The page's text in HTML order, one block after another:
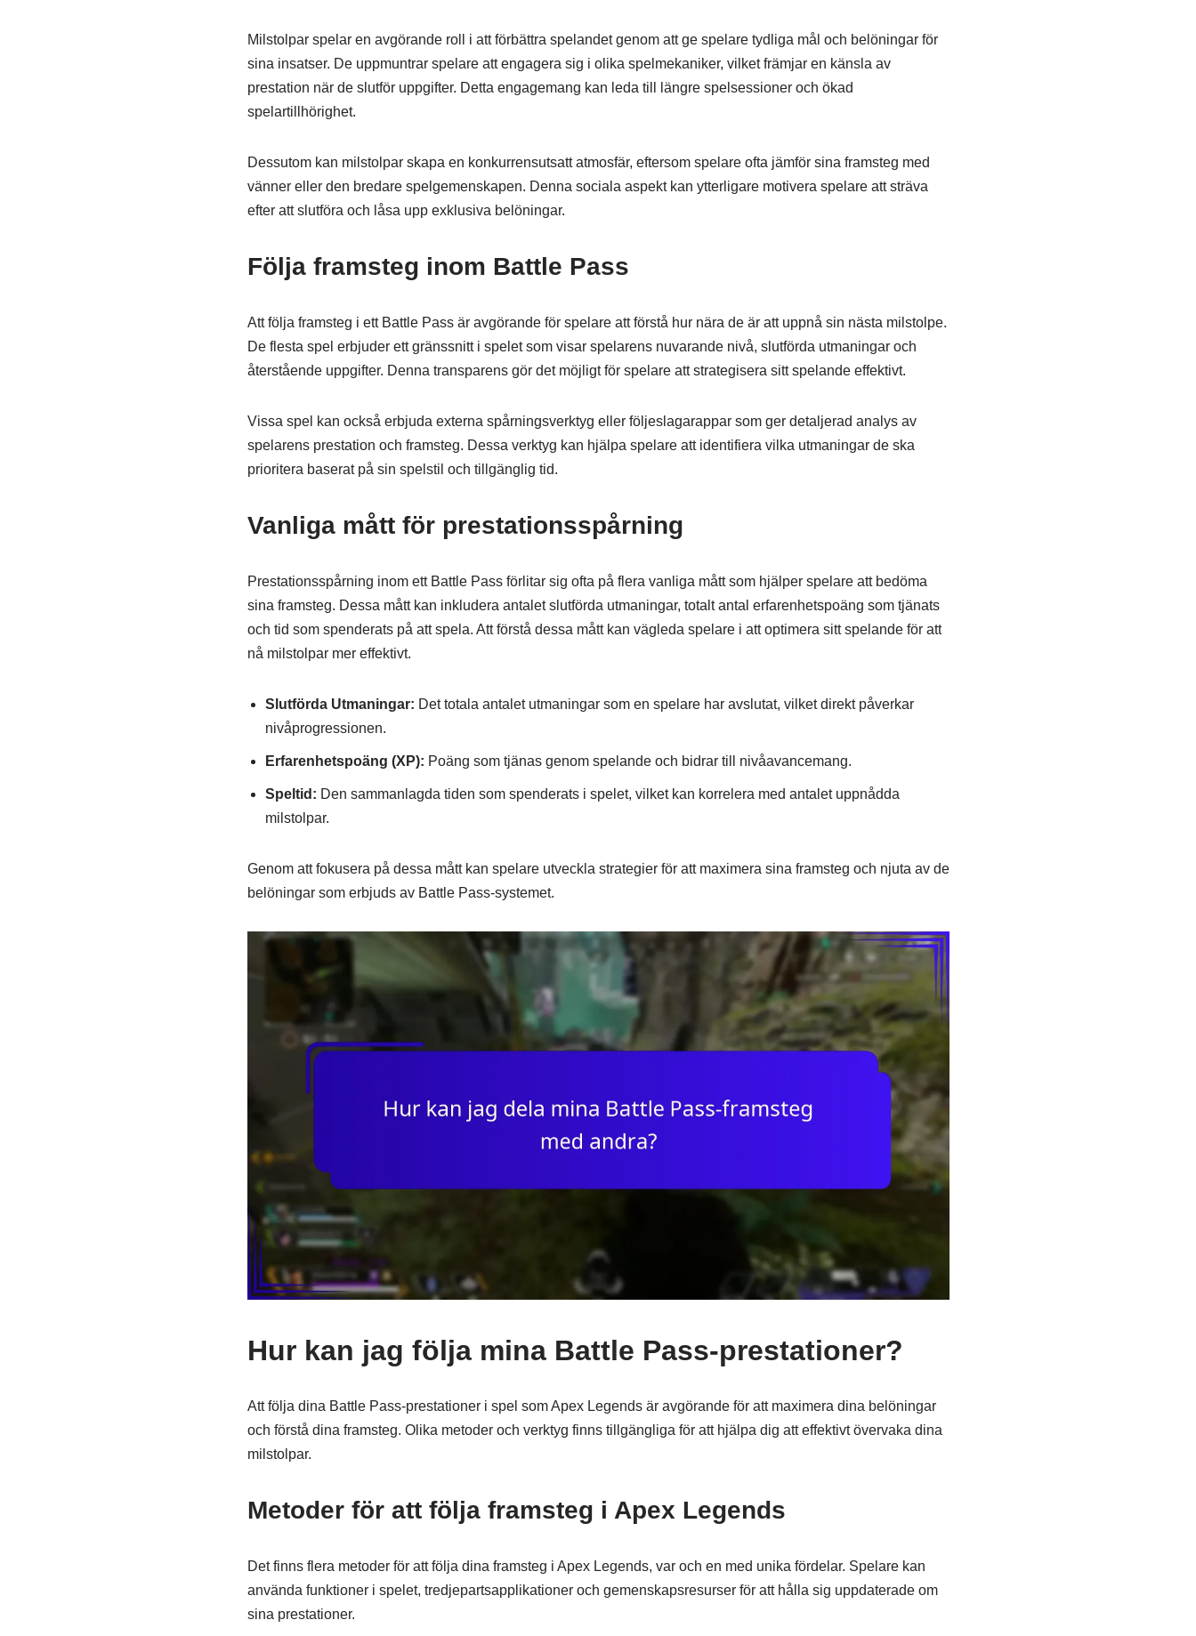
Milstolpar spelar en avgörande roll i att förbättra spelandet genom att ge spelare tydliga mål och belöningar för
sina insatser. De uppmuntrar spelare att engagera sig i olika spelmekaniker, vilket främjar en känsla av
prestation när de slutför uppgifter. Detta engagemang kan leda till längre spelsessioner och ökad
spelartillhörighet.
Dessutom kan milstolpar skapa en konkurrensutsatt atmosfär, eftersom spelare ofta jämför sina framsteg med
vänner eller den bredare spelgemenskapen. Denna sociala aspekt kan ytterligare motivera spelare att sträva
efter att slutföra och låsa upp exklusiva belöningar.
Följa framsteg inom Battle Pass
Att följa framsteg i ett Battle Pass är avgörande för spelare att förstå hur nära de är att uppnå sin nästa milstolpe.
De flesta spel erbjuder ett gränssnitt i spelet som visar spelarens nuvarande nivå, slutförda utmaningar och
återstående uppgifter. Denna transparens gör det möjligt för spelare att strategisera sitt spelande effektivt.
Vissa spel kan också erbjuda externa spårningsverktyg eller följeslagarappar som ger detaljerad analys av
spelarens prestation och framsteg. Dessa verktyg kan hjälpa spelare att identifiera vilka utmaningar de ska
prioritera baserat på sin spelstil och tillgänglig tid.
Vanliga mått för prestationsspårning
Prestationsspårning inom ett Battle Pass förlitar sig ofta på flera vanliga mått som hjälper spelare att bedöma
sina framsteg. Dessa mått kan inkludera antalet slutförda utmaningar, totalt antal erfarenhetspoäng som tjänats
och tid som spenderats på att spela. Att förstå dessa mått kan vägleda spelare i att optimera sitt spelande för att
nå milstolpar mer effektivt.
Slutförda Utmaningar: Det totala antalet utmaningar som en spelare har avslutat, vilket direkt påverkar
nivåprogressionen.
Erfarenhetspoäng (XP): Poäng som tjänas genom spelande och bidrar till nivåavancemang.
Speltid: Den sammanlagda tiden som spenderats i spelet, vilket kan korrelera med antalet uppnådda
milstolpar.
Genom att fokusera på dessa mått kan spelare utveckla strategier för att maximera sina framsteg och njuta av de
belöningar som erbjuds av Battle Pass-systemet.
Hur kan jag följa mina Battle Pass-prestationer?
Att följa dina Battle Pass-prestationer i spel som Apex Legends är avgörande för att maximera dina belöningar
och förstå dina framsteg. Olika metoder och verktyg finns tillgängliga för att hjälpa dig att effektivt övervaka dina
milstolpar.
Metoder för att följa framsteg i Apex Legends
Det finns flera metoder för att följa dina framsteg i Apex Legends, var och en med unika fördelar. Spelare kan
använda funktioner i spelet, tredjepartsapplikationer och gemenskapsresurser för att hålla sig uppdaterade om
sina prestationer.